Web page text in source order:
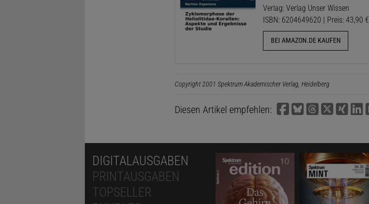
Verlag: Verlag Unser Wissen
ISBN: 6204649620 | Preis: 43,90 €
BEI AMAZON.DE KAUFEN
Copyright 2001 Spektrum Akademischer Verlag, Heidelberg
Diesen Artikel empfehlen:
DIGITALAUSGABEN
PRINTAUSGABEN
TOPSELLER